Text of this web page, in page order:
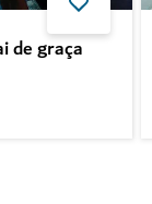
de graça